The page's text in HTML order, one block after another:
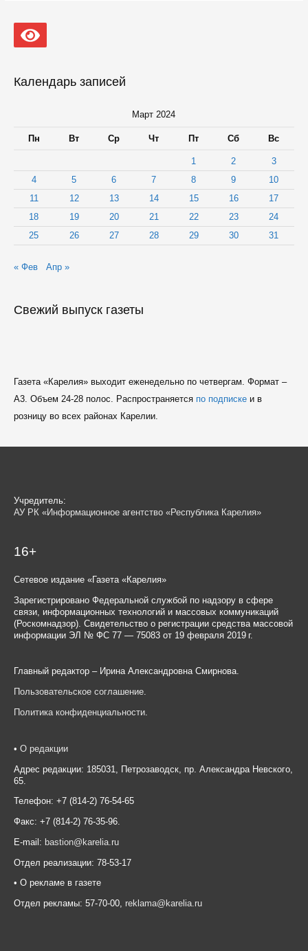
предоставление
социальных
мам
Календарь записей
Март 2024
Пн Вт Ср Чт Пт Сб Вс
1 2
3
4
5 6 7 8 9
10
11
12 13 14 15 16
17
18
19 20 21 22 23
24
25
26 27 28 29 30 31
« Фев Апр »
Свежий выпуск газеты
Газета «Карелия» выходит еженедельно по четвергам. Формат –
A3. Объем 24-28 полос. Распространяется по подпискеи в
розницу во всех районах Карелии.
Учредитель:
АУ РК «Информационное агентство «Республика Карелия»
16+
Сетевое издание «Газета «Карелия»
Зарегистрировано Федеральной службой по надзору в сфере
связи, информационных технологий и массовых коммуникаций
(Роскомнадзор). Свидетельство о регистрации средства массовой
информации ЭЛ № ФС 77 — 75083 от 19 февраля 2019 г.
Главный редактор – Ирина Александровна Смирнова.
Пользовательское соглашение.
Политика конфиденциальности
• О редакции
Адрес редакции: 185031, Петрозаводск, пр. Александра Невского,
65.
Телефон: +7 (814-2) 76-54-65
Факс: +7 (814-2) 76-35-96.
E-mail: bastion@karelia.ru
Отдел реализации: 78-53-17
• О рекламе в газете
Отдел рекламы: 57-70-00, reklama@karelia.ru